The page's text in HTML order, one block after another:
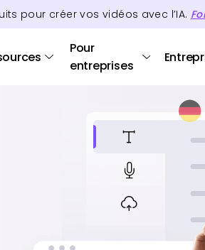
pour créer vos vidéos avec l’IA.
Pour
entreprises